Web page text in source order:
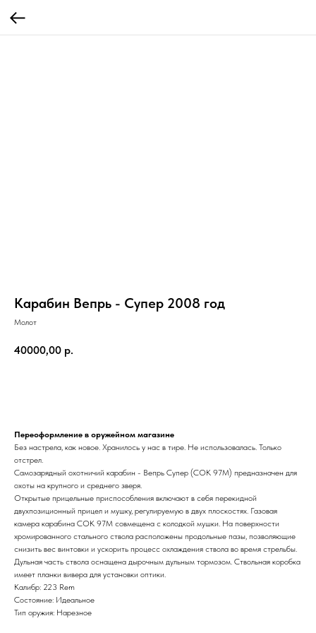
Карабин Вепрь - Супер 2008 год
Молот
40000,00 р.
Переоформление в оружейном магазине
Без настрела, как новое. Хранилось у нас в тире. Не использовалась. Только
отстрел.
Самозарядный охотничий карабин - Вепрь Супер (СОК 97М) предназначен для
охоты на крупного и среднего зверя.
Открытые прицельные приспособления включают в себя перекидной
двухпозиционный прицел и мушку, регулируемую в двух плоскостях. Газовая
камера карабина СОК 97М совмещена с колодкой мушки. На поверхности
хромированного стального ствола расположены продольные пазы, позволяющие
снизить вес винтовки и ускорить процесс охлаждения ствола во время стрельбы.
Дульная часть ствола оснащена дырочным дульным тормозом. Ствольная коробка
имеет планки вивера для установки оптики.
Калибр: 223 Rem
Состояние: Идеальное
Тип оружия: Нарезное